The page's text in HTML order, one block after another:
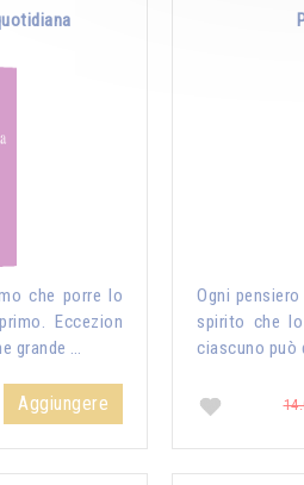
che porre lo
Eccezion
grande …
Aggiungere
Ogni
spirito che
ciascuno può